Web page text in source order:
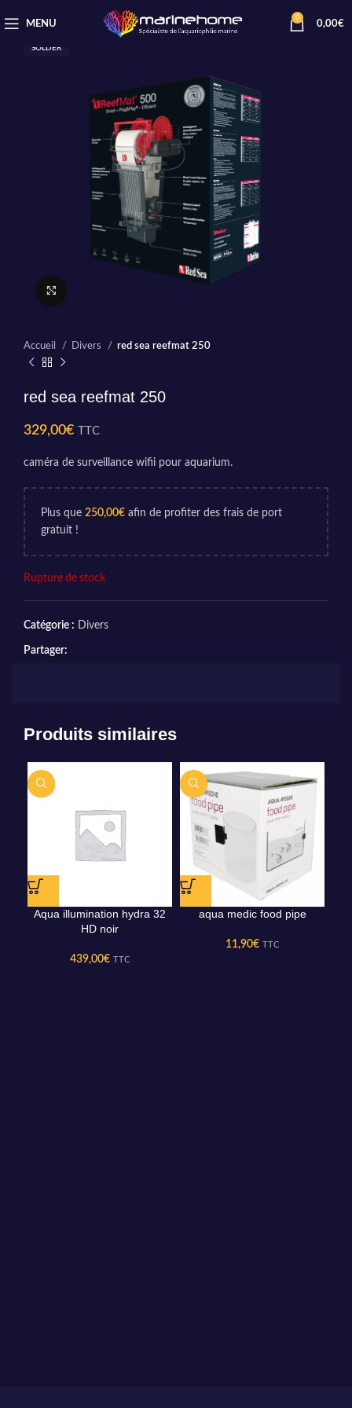
MENU
0
0,00€
SOLDER
Accueil Divers red sea reefmat 250
red sea reefmat 250
329,00€ TTC
caméra de surveillance wifii pour aquarium.
Plus que 250,00€ afin de profiter des frais de port
gratuit !
Rupture de stock
Catégorie : Divers
Partager:
Produits similaires
Aqua illumination hydra 32
HD noir
439,00€ TTC
aqua medic food pipe
11,90€ TTC